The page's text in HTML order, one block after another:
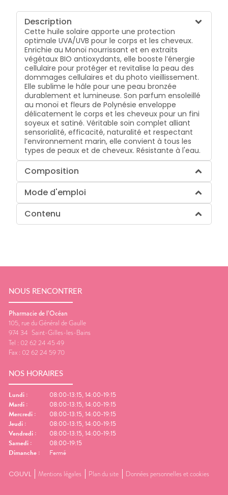
Description
Cette huile solaire apporte une protection
optimale UVA/UVB pour le corps et les cheveux.
Enrichie au Monoï nourrissant et en extraits
végétaux BIO antioxydants, elle booste l’énergie
cellulaire pour protéger et revitalise la peau des
dommages cellulaires et du photo vieillissement.
Elle sublime le hâle pour une peau bronzée
durablement et lumineuse. Son parfum ensoleillé
au monoï et fleurs de Polynésie enveloppe
délicatement le corps et les cheveux pour un fini
soyeux et satiné. Véritable soin complet alliant
sensorialité, efficacité, naturalité et respectant
l’environnement marin, elle convient à tous les
types de peaux et de cheveux. Résistante à l'eau.
Composition
Mode d'emploi
Contenu
NOUS RENCONTRER
Pharmacie de l’Océan
105, rue du Général de Gaulle
974 34 Saint-Gilles-les-Bains
Tel : 02 62 24 45 49
Fax : 02 62 24 59 70
NOS HORAIRES
Lundi :
08:00-13:15, 14:00-19:15
Mardi :
08:00-13:15, 14:00-19:15
Mercredi :
08:00-13:15, 14:00-19:15
Jeudi :
08:00-13:15, 14:00-19:15
Vendredi :
08:00-13:15, 14:00-19:15
Samedi :
08:00-19:15
Dimanche : Fermé
CGUVL Mentions légales Plan du site Données personnelles et cookies